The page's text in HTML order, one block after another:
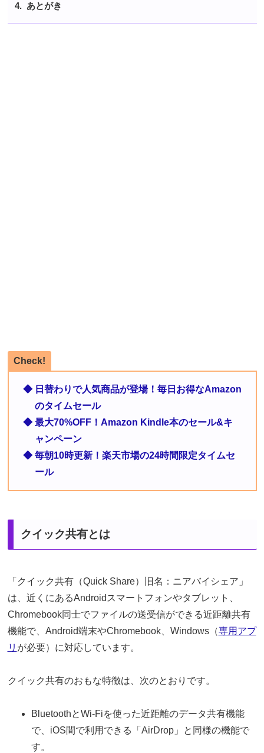
あとがき
Check!
◆ 日替わりで人気商品が登場！毎日お得なAmazon
のタイムセール
◆ 最大70%OFF！Amazon Kindle本のセール&キ
ャンペーン
◆ 毎朝10時更新！楽天市場の24時間限定タイムセ
ール
クイック共有とは
「クイック共有（Quick Share）旧名：ニアバイシェア」
は、近くにあるAndroidスマートフォンやタブレット、
Chromebook同士でファイルの送受信ができる近距離共有
機能で、Android端末やChromebook、Windows（専用アプ
リ が必要）に対応しています。
クイック共有のおもな特徴は、次のとおりです。
BluetoothとWi-Fiを使った近距離のデータ共有機能
で、iOS間で利用できる「AirDrop」と同様の機能で
す。